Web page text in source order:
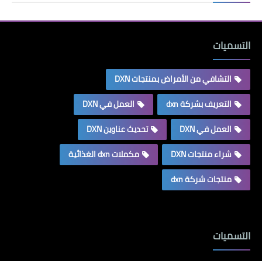
التسميات
التشافي من الأمراض بمنتجات DXN
التعريف بشركة dxn
العمل في DXN
العمل في DXN
تحديث عناوين DXN
شراء منتجات DXN
مكملات dxn الغذائية
منتجات شركة dxn
التسميات